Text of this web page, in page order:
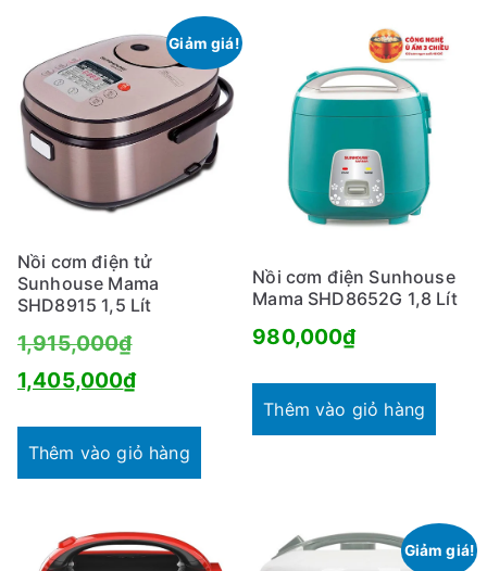
Giảm giá!
Nồi cơm điện tử
Sunhouse Mama
SHD8915 1,5 Lít
1,915,000₫Giá
gốc
1,915,000₫.
1,405,000₫Giá
tại
1,405,000₫.
Thêm vào giỏ hàng
Nồi cơm điện Sunhouse
Mama SHD8652G 1,8 Lít
980,000₫
Thêm vào giỏ hàng
Giảm giá!